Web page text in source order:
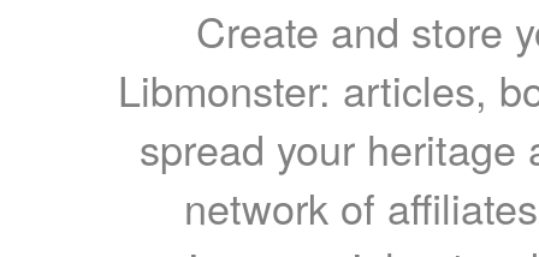
Create and store
Libmonster: articles,
spread your heritage
network of